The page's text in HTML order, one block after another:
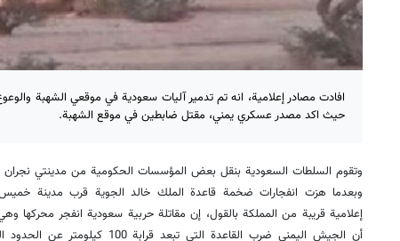
افادت مصادر إعلامية، انه تم تدمير آليات سعودية في موقعي الشهبة
حيث اكد مصدر عسكري يمني، مقتل ضابطين في موقع الشهبة.
وتقوم السلطات السعودية بنقل بعض المؤسسات الحكومية من مدينتي
وبعدما هزت انفجارات ضخمة قاعدة الملك خالد الجوية قرب مدينة
إعلامية قريبة من المملكة بالقول، إن مقاتلة حربية سعودية انفجر محركها
أن الجيش اليمني ضرب القاعدة التي